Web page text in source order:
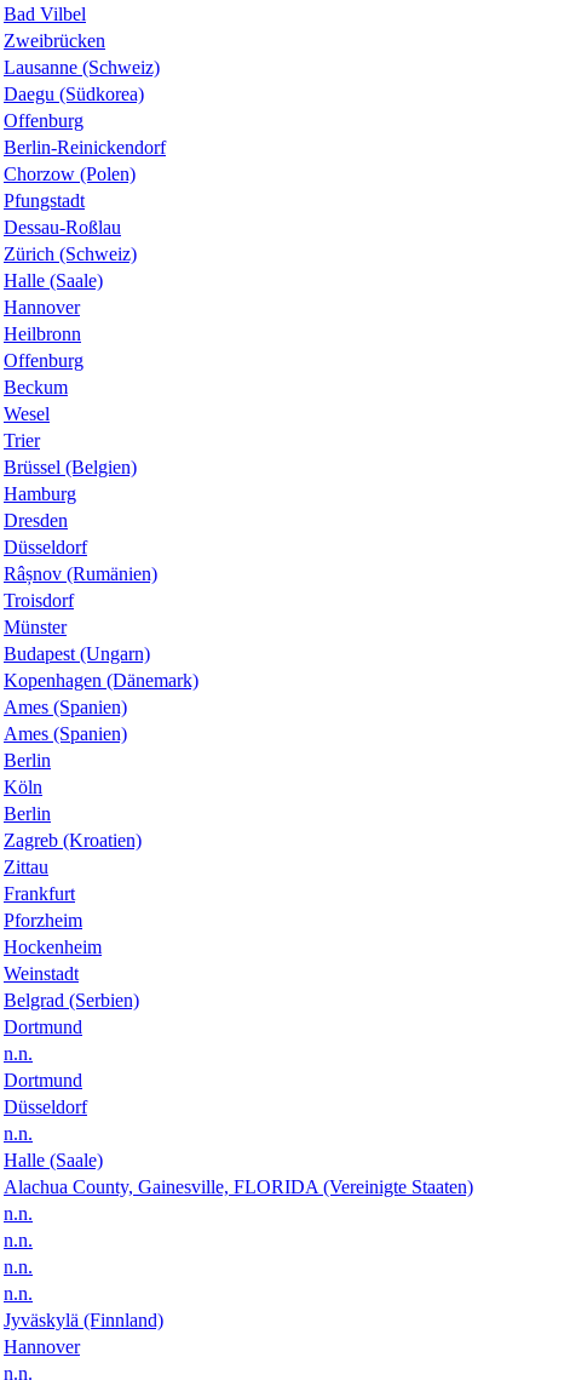
Bad Vilbel
Zweibrücken
Lausanne (Schweiz)
Daegu (Südkorea)
Offenburg
Berlin-Reinickendorf
Chorzow (Polen)
Pfungstadt
Dessau-Roßlau
Zürich (Schweiz)
Halle (Saale)
Hannover
Heilbronn
Offenburg
Beckum
Wesel
Trier
Brüssel (Belgien)
Hamburg
Dresden
Düsseldorf
Râșnov (Rumänien)
Troisdorf
Münster
Budapest (Ungarn)
Kopenhagen (Dänemark)
Ames (Spanien)
Ames (Spanien)
Berlin
Köln
Berlin
Zagreb (Kroatien)
Zittau
Frankfurt
Pforzheim
Hockenheim
Weinstadt
Belgrad (Serbien)
Dortmund
n.n.
Dortmund
Düsseldorf
n.n.
Halle (Saale)
Alachua County, Gainesville, FLORIDA (Vereinigte Staaten)
n.n.
n.n.
n.n.
n.n.
Jyväskylä (Finnland)
Hannover
n.n.